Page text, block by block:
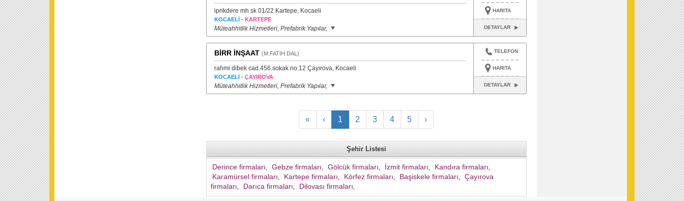
iprikdere mh sk 01/22 Kartepe, Kocaeli
KOCAELİ- KARTEPE
Müteahhitlik Hizmetleri, Prefabrik Yapılar,
HARITA
DETAYLAR
BİRR İNŞAAT (M.FATİH DAL)
rahmi dibek cad.456.sokak no:12 Çayırova, Kocaeli
KOCAELİ- ÇAYIROVA
Müteahhitlik Hizmetleri, Prefabrik Yapılar,
TELEFON
HARITA
DETAYLAR
« ‹ 1 2 3 4 5 ›
Şehir Listesi
Derince firmaları Gebze firmaları Gölcük firmaları İzmit firmaları Kandıra firmaları
Karamürsel firmaları Kartepe firmaları Körfez firmaları Başiskele firmaları
Çayırova
firmaları
Darıca firmaları Dilovası firmaları